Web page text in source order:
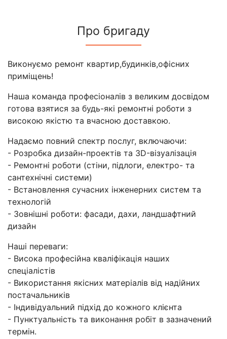
Про бригаду
Виконуємо ремонт квартир,будинків,офісних
приміщень!
Наша команда професіоналів з великим досвідом
готова взятися за будь-які ремонтні роботи з
високою якістю та вчасною доставкою.
Надаємо повний спектр послуг, включаючи:
- Розробка дизайн-проектів та 3D-візуалізація
- Ремонтні роботи (стіни, підлоги, електро- та
сантехнічні системи)
- Встановлення сучасних інженерних систем та
технологій
- Зовнішні роботи: фасади, дахи, ландшафтний
дизайн
Наші переваги:
- Висока професійна кваліфікація наших
спеціалістів
- Використання якісних матеріалів від надійних
постачальників
- Індивідуальний підхід до кожного клієнта
- Пунктуальність та виконання робіт в зазначений
термін.